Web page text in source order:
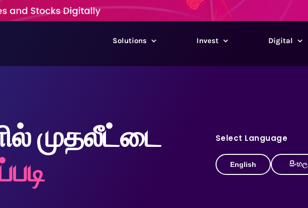
Solutions Invest Digital
முதலீட்டை
Select Language
English සිංහල